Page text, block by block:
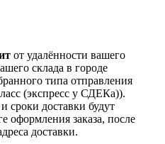
от удалённости вашего
склада в городе
типа отправления
(экспресс у СДЕКа)).
сроки доставки будут
оформления заказа, после
доставки.